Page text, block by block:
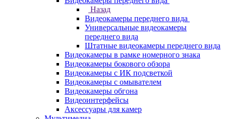
Назад
Видеокамеры переднего вида
Универсальные видеокамеры
переднего вида
Штатные видеокамеры переднего вида
Видеокамеры в рамке номерного знака
Видеокамеры бокового обзора
Видеокамеры с ИК подсветкой
Видеокамеры с омывателем
Видеокамеры обгона
Видеоинтерфейсы
Аксессуары для камер